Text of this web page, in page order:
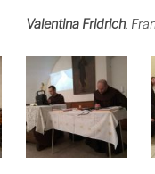
Valentina Fridrich,